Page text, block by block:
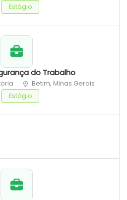
Estágio
do Trabalho
Betim, Minas Gerais
Estágio